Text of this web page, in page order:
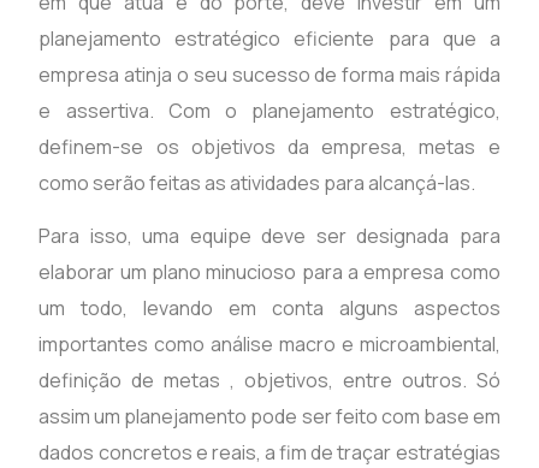
planejamento estratégico eficiente para que a
empresa atinja o seu sucesso de forma mais rápida
e assertiva. Com o planejamento estratégico,
definem-se os objetivos da empresa, metas e
como serão feitas as atividades para alcançá-las.
Para isso, uma equipe deve ser designada para
elaborar um plano minucioso para a empresa como
um todo, levando em conta alguns aspectos
importantes como análise macro e microambiental,
definição de metas , objetivos, entre outros. Só
assim um planejamento pode ser feito com base em
dados concretos e reais, a fim de traçar estratégias